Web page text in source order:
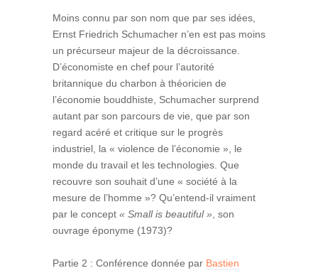
Moins connu par son nom que par ses idées,
Ernst Friedrich Schumacher n’en est pas moins
un précurseur majeur de la décroissance.
D’économiste en chef pour l’autorité
britannique du charbon à théoricien de
l’économie bouddhiste, Schumacher surprend
autant par son parcours de vie, que par son
regard acéré et critique sur le progrès
industriel, la « violence de l’économie », le
monde du travail et les technologies. Que
recouvre son souhait d’une « société à la
mesure de l’homme »? Qu’entend-il vraiment
par le concept « Small is beautiful » , son
ouvrage éponyme (1973)?
Partie 2 : Conférence donnée par Bastien